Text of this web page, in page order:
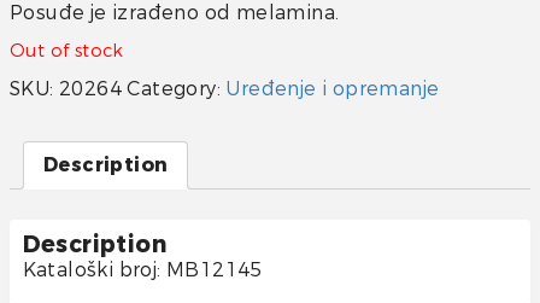
Posuđe je izrađeno od melamina.
Out of stock
SKU: 20264 Category: Uređenje i opremanje
Description
Description
Kataloški broj: MB12145